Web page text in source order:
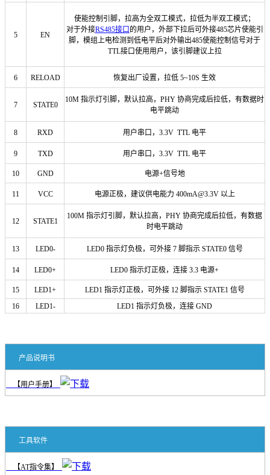
5 EN
使能控制引脚，拉高为全双工模式，拉低为半双工模式；
对于外接RS485接口 的用户，外部下拉后可外接485芯片使能引
脚，模组上电检测到低电平后对外输出485使能控制信号对于
TTL接口使用用户，该引脚建议上拉
6 RELOAD 恢复出厂设置，拉低 5~10S 生效
7 STATE0
10M 指示灯引脚，默认拉高，PHY 协商完成后拉低，有数据时
电平跳动
8 RXD 用户串口，3.3V TTL 电平
9 TXD 用户串口，3.3V TTL 电平
10 GND 电源+信号地
11 VCC 电源正极，建议供电能力 400mA@3.3V 以上
12 STATE1
100M 指示灯引脚，默认拉高，PHY 协商完成后拉低，有数据
时电平跳动
13 LED0- LED0 指示灯负极，可外接 7 脚指示 STATE0 信号
14 LED0+ LED0 指示灯正极，连接 3.3 电源+
15 LED1+
LED1 指示灯正极，可外接 12 脚指示 STATE1 信号
16
LED1- LED1 指示灯负极，连接 GND
产品说明书
【用户手册】
工具软件
【AT指令集】